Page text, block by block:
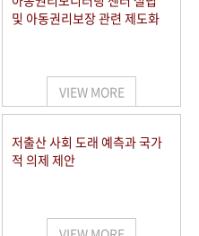
및 아동권리보장 관련 제도화
VIEW MORE
저출산 사회 도래 예측과 국가
적 의제 제안